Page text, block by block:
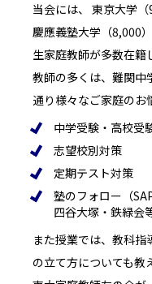
当会には、 東京大学
慶應義塾大学（8,000
生家庭教師が多数在籍
教師の多くは、難関中
通り様々なご家庭のお
中学受験・高校受
志望校別対策
定期テスト対策
塾のフォロー（
四谷大塚・鉄緑会等
また授業では、教科
の立て方についても教